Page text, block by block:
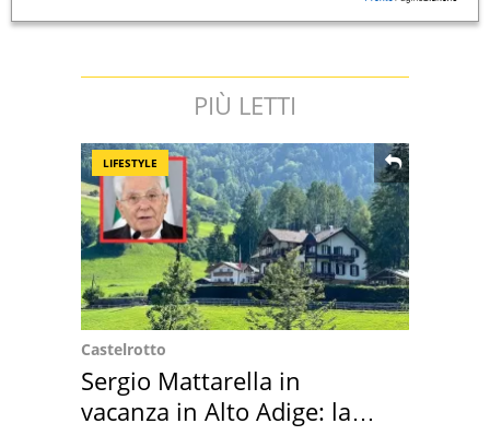
PIÙ LETTI
LIFESTYLE
Castelrotto
Sergio Mattarella in
vacanza in Alto Adige: la